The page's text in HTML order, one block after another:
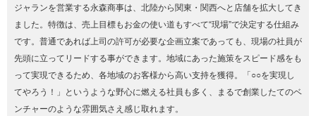
ジャランを営業する永森商事は、北陸から関東・関西へと店舗を拡大してき
ました。特徴は、売上目標もお金の使い道もすべて“現場”で決定する仕組み
です。普通であれば上司の許可が必要な企画立案であっても、現場の社員が
先頭に立ってリードする事ができます。地域にあった施策をスピード感をも
って実現できるため、各地域のお客様から高い支持を獲得。「○○を実現し
てやろう！」というような野心に燃える社員も多く、まるで創業したてのベ
ンチャーのような雰囲気さえ感じ取れます。